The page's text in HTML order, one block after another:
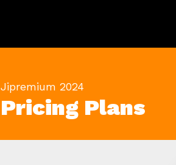
Jipremium 2024
Pricing Plans